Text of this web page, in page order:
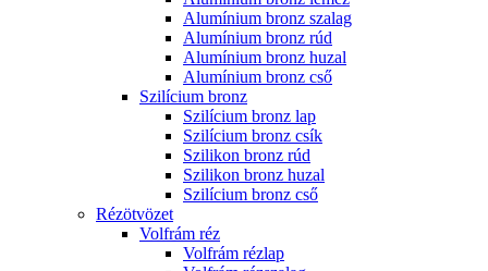
Alumínium bronz szalag
Alumínium bronz rúd
Alumínium bronz huzal
Alumínium bronz cső
Szilícium bronz
Szilícium bronz lap
Szilícium bronz csík
Szilikon bronz rúd
Szilikon bronz huzal
Szilícium bronz cső
Rézötvözet
Volfrám réz
Volfrám rézlap